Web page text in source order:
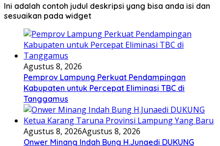
Ini adalah contoh judul deskripsi yang bisa anda isi dan
sesuaikan pada widget
Agustus 8, 2026
Pemprov Lampung Perkuat Pendampingan
Kabupaten untuk Percepat Eliminasi TBC di
Tanggamus
Agustus 8, 2026Agustus 8, 2026
Onwer Minang Indah Bung H.Junaedi DUKUNG